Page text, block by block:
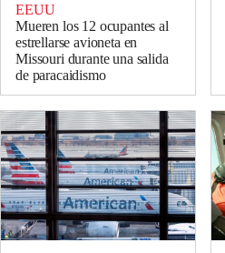
EEUU
Mueren los 12 ocupantes al
estrellarse avioneta en
Missouri durante una salida
de paracaidismo